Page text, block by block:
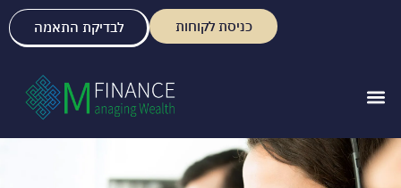
לבדיקת התאמה כניסת לקוחות